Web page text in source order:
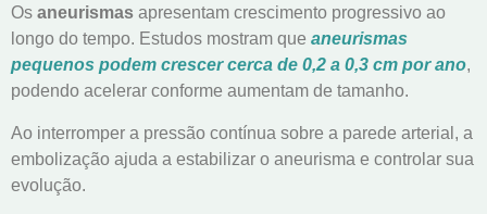
Os aneurismas apresentam crescimento progressivo ao
longo do tempo. Estudos mostram que aneurismas
pequenos podem crescer cerca de 0,2 a 0,3 cm por ano,
podendo acelerar conforme aumentam de tamanho.
Ao interromper a pressão contínua sobre a parede arterial, a
embolização ajuda a estabilizar o aneurisma e controlar sua
evolução.